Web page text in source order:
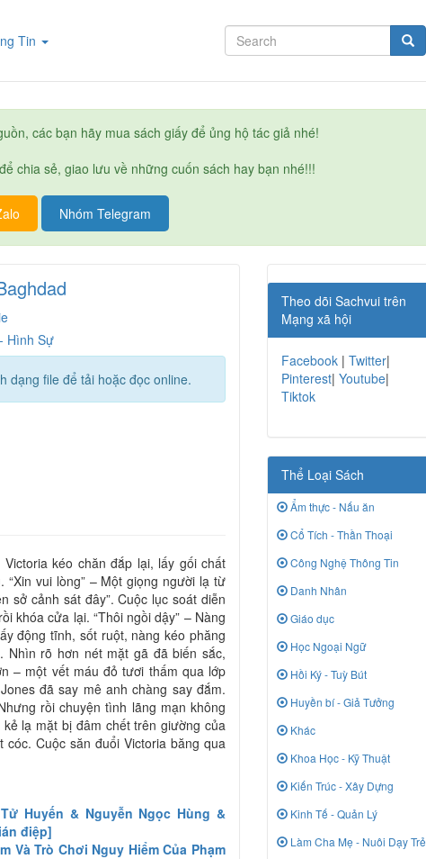
Tin
các bạn hãy mua sách giấy để ủng hộ tác giả nhé!
chia sẻ, giao lưu về những cuốn sách hay bạn nhé!!!
Nhóm Telegram
Hình Sự
dạng file để tải hoặc đọc online.
kéo chăn đắp lại, lấy gối chất
vui lòng” – Một giọng người lạ từ
sở cảnh sát đây”. Cuộc lục soát diễn
khóa cửa lại. “Thôi ngồi dậy” – Nàng
động tĩnh, sốt ruột, nàng kéo phăng
Nhìn rõ hơn nét mặt gã đã biến sắc,
– một vết máu đỏ tươi thấm qua lớp
đã say mê anh chàng say đắm.
rồi chuyện tình lãng mạn không
lạ mặt bị đâm chết trên giường của
Cuộc săn đuổi Victoria băng qua
Huyến & Nguyễn Ngọc Hùng &
điệp]
Và Trò Chơi Nguy Hiểm Của Phạm
Theo dõi Sachvui trên
Mạng xã hội
Facebook | Twitter|
Pinterest| Youtube|
Tiktok
Thể Loại Sách
Ẩm thực - Nấu ăn
Cổ Tích - Thần Thoại
Công Nghệ Thông Tin
Danh Nhân
Giáo dục
Học Ngoại Ngữ
Hồi Ký - Tuỳ Bút
Huyền bí - Giả Tưởng
Khác
Khoa Học - Kỹ Thuật
Kiến Trúc - Xây Dựng
Kinh Tế - Quản Lý
Làm Cha Mẹ - Nuôi Dạy Trẻ